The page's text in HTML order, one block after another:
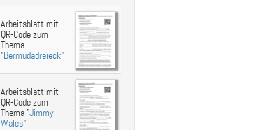
Arbeitsblatt mit
QR-Code zum
Thema
"Bermudadreieck"
Arbeitsblatt mit
QR-Code zum
Thema "Jimmy
Wales"